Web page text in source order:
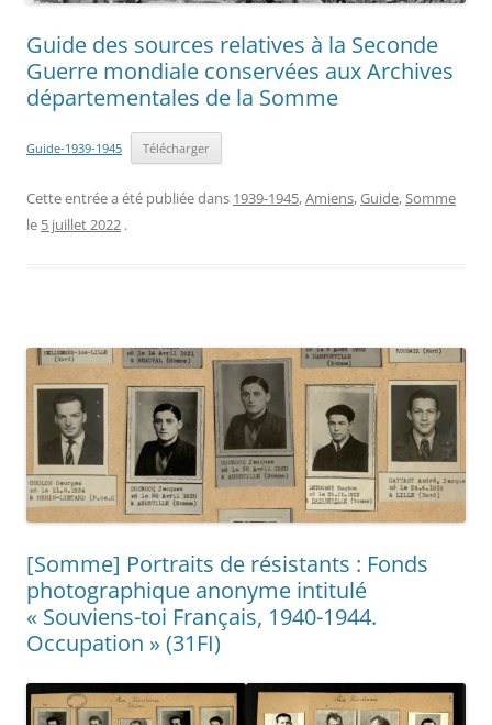
Guide des sources relatives à la Seconde
Guerre mondiale conservées aux Archives
départementales de la Somme
Guide-1939-1945 Télécharger
Cette entrée a été publiée dans 1939-1945,Amiens,Guide,Somme
le 5 juillet 2022 .
[Somme] Portraits de résistants : Fonds
photographique anonyme intitulé
« Souviens-toi Français, 1940-1944.
Occupation » (31FI)